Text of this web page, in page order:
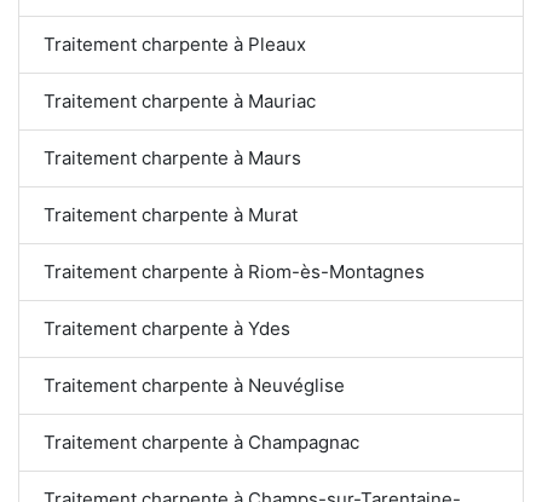
Traitement charpente à Pleaux
Traitement charpente à Mauriac
Traitement charpente à Maurs
Traitement charpente à Murat
Traitement charpente à Riom-ès-Montagnes
Traitement charpente à Ydes
Traitement charpente à Neuvéglise
Traitement charpente à Champagnac